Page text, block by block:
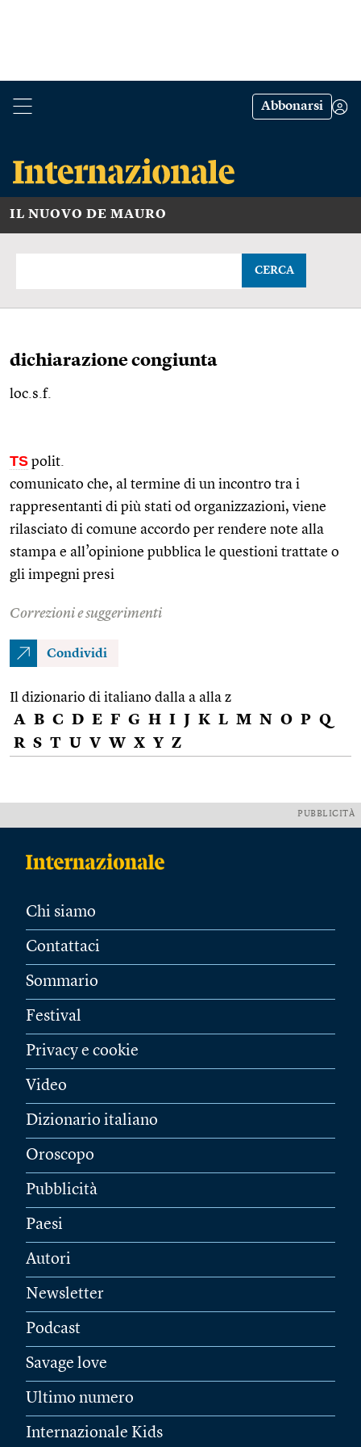
Abbonarsi
IL NUOVO DE MAURO
CERCA
dichiarazione congiunta
loc.s.f.
TS polit.
comunicato che, al termine di un incontro tra i
rappresentanti di più stati od organizzazioni, viene
rilasciato di comune accordo per rendere note alla
stampa e all’opinione pubblica le questioni trattate o
gli impegni presi
Correzioni e suggerimenti
Condividi
Il dizionario di italiano dalla a alla z
A B C D E F G H I J K L M N O P Q
R S T U V W X Y Z
PUBBLICITÀ
Chi siamo
Contattaci
Sommario
Festival
Privacy e cookie
Video
Dizionario italiano
Oroscopo
Pubblicità
Paesi
Autori
Newsletter
Podcast
Savage love
Ultimo numero
Internazionale Kids